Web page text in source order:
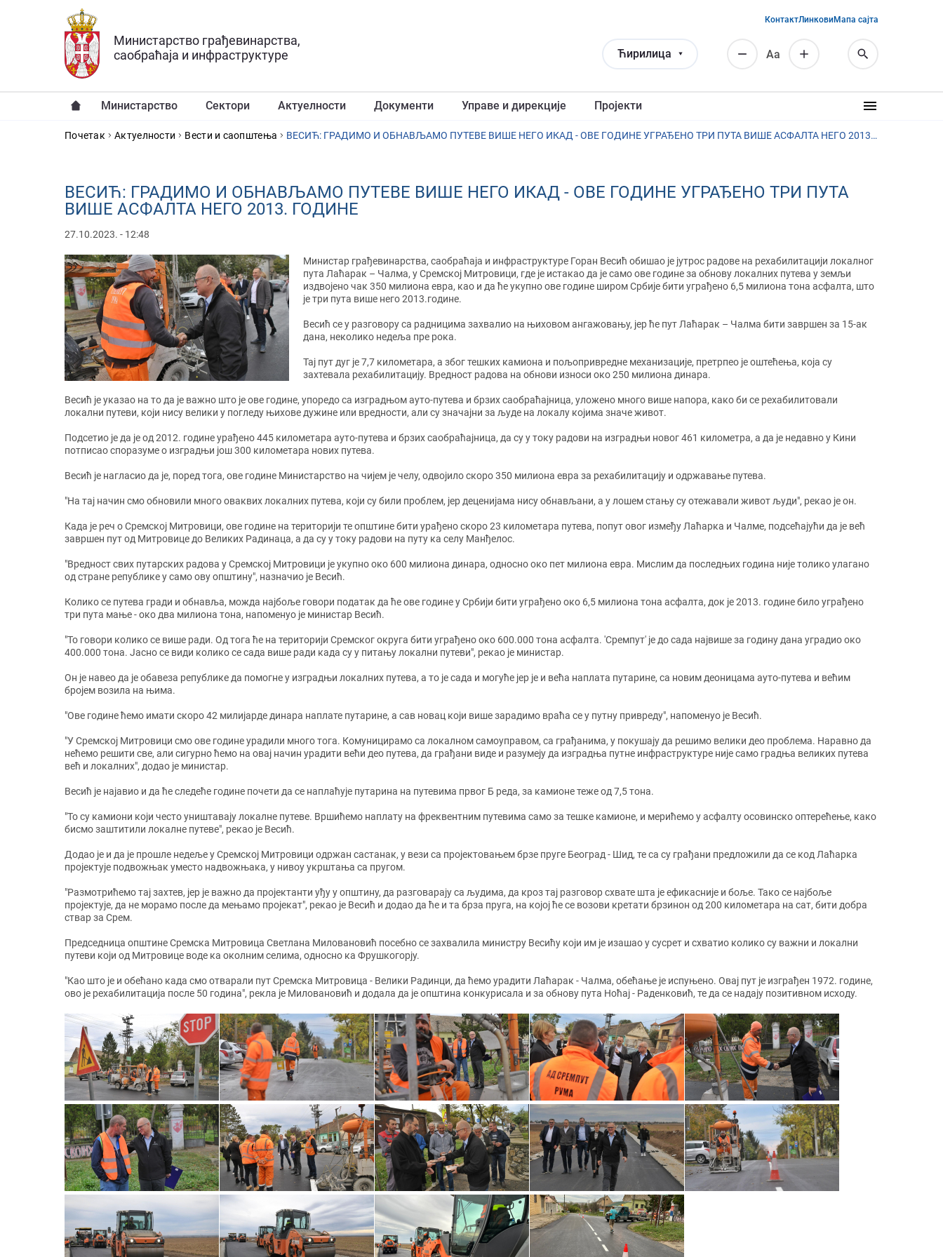
Прескочи на главни део садржаја
Министарство грађевинарства,
саобраћаја и инфраструктуре
Ћирилица Аа
КонтактЛинковиМапа сајта
Министарство Сектори Актуелности Документи Управе и дирекције Пројекти
YOU ARE HERE
Почетак Актуелности Вести и саопштења ВЕСИЋ: ГРАДИМО И ОБНАВЉАМО ПУТЕВЕ ВИШЕ НЕГО ИКАД - ОВЕ ГОДИНЕ УГРАЂЕНО ТРИ ПУТА ВИШЕ АСФАЛТА НЕГО 2013. ГОДИНЕ
ВЕСИЋ: ГРАДИМО И ОБНАВЉАМО ПУТЕВЕ ВИШЕ НЕГО ИКАД - ОВЕ ГОДИНЕ УГРАЂЕНО ТРИ ПУТА
ВИШЕ АСФАЛТА НЕГО 2013. ГОДИНЕ
27.10.2023. - 12:48
Министар грађевинарства, саобраћаја и инфраструктуре Горан Весић обишао је јутрос радове на рехабилитацији локалног
пута Лаћарак – Чалма, у Сремској Митровици, где је истакао да је само ове године за обнову локалних путева у земљи
издвојено чак 350 милиона евра, као и да ће укупно ове године широм Србије бити уграђено 6,5 милиона тона асфалта, што
је три пута више него 2013.године.
Весић се у разговору са радницима захвалио на њиховом ангажовању, јер ће пут Лаћарак – Чалма бити завршен за 15-ак
дана, неколико недеља пре рока.
Тај пут дуг је 7,7 километара, а због тешких камиона и пољопривредне механизације, претрпео је оштећења, која су
захтевала рехабилитацију. Вредност радова на обнови износи око 250 милиона динара.
Весић је указао на то да је важно што је ове године, упоредо са изградњом ауто-путева и брзих саобраћајница, уложено много више напора, како би се рехабилитовали
локални путеви, који нису велики у погледу њихове дужине или вредности, али су значајни за људе на локалу којима значе живот.
Подсетио је да је од 2012. године урађено 445 километара ауто-путева и брзих саобраћајница, да су у току радови на изградњи новог 461 километра, а да је недавно у Кини
потписао споразуме о изградњи још 300 километара нових путева.
Весић је нагласио да је, поред тога, ове године Министарство на чијем је челу, одвојило скоро 350 милиона евра за рехабилитацију и одржавање путева.
"На тај начин смо обновили много оваквих локалних путева, који су били проблем, јер деценијама нису обнављани, а у лошем стању су отежавали живот људи", рекао је он.
Када је реч о Сремској Митровици, ове године на територији те општине бити урађено скоро 23 километара путева, попут овог између Лаћарка и Чалме, подсећајући да је већ
завршен пут од Митровице до Великих Радинаца, а да су у току радови на путу ка селу Манђелос.
"Вредност свих путарских радова у Сремској Митровици је укупно око 600 милиона динара, односно око пет милиона евра. Мислим да последњих година није толико улагано
од стране републике у само ову општину", назначио је Весић.
Колико се путева гради и обнавља, можда најбоље говори податак да ће ове године у Србији бити уграђено око 6,5 милиона тона асфалта, док је 2013. године било уграђено
три пута мање - око два милиона тона, напоменуо је министар Весић.
"То говори колико се више ради. Од тога ће на територији Сремског округа бити уграђено око 600.000 тона асфалта. 'Сремпут' је до сада највише за годину дана уградио око
400.000 тона. Јасно се види колико се сада више ради када су у питању локални путеви", рекао је министар.
Он је навео да је обавеза републике да помогне у изградњи локалних путева, а то је сада и могуће јер је и већа наплата путарине, са новим деоницама ауто-путева и већим
бројем возила на њима.
"Ове године ћемо имати скоро 42 милијарде динара наплате путарине, а сав новац који више зарадимо враћа се у путну привреду", напоменуо је Весић.
"У Сремској Митровици смо ове године урадили много тога. Комуницирамо са локалном самоуправом, са грађанима, у покушају да решимо велики део проблема. Наравно да
нећемо решити све, али сигурно ћемо на овај начин урадити већи део путева, да грађани виде и разумеју да изградња путне инфраструктуре није само градња великих путева
већ и локалних", додао је министар.
Весић је најавио и да ће следеће године почети да се наплаћује путарина на путевима првог Б реда, за камионе теже од 7,5 тона.
"То су камиони који често уништавају локалне путеве. Вршићемо наплату на фреквентним путевима само за тешке камионе, и мерићемо у асфалту осовинско оптерећење, како
бисмо заштитили локалне путеве", рекао је Весић.
Додао је и да је прошле недеље у Сремској Митровици одржан састанак, у вези са пројектовањем брзе пруге Београд - Шид, те са су грађани предложили да се код Лаћарка
пројектује подвожњак уместо надвожњака, у нивоу укрштања са пругом.
"Размотрићемо тај захтев, јер је важно да пројектанти уђу у општину, да разговарају са људима, да кроз тај разговор схвате шта је ефикасније и боље. Тако се најбоље
пројектује, да не морамо после да мењамо пројекат", рекао је Весић и додао да ће и та брза пруга, на којој ће се возови кретати брзинон од 200 километара на сат, бити добра
ствар за Срем.
Председница општине Сремска Митровица Светлана Миловановић посебно се захвалила министру Весићу који им је изашао у сусрет и схватио колико су важни и локални
путеви који од Митровице воде ка околним селима, односно ка Фрушкогорју.
"Као што је и обећано када смо отварали пут Сремска Митровица - Велики Радинци, да ћемо урадити Лаћарак - Чалма, обећање је испуњено. Овај пут је изграђен 1972. године,
ово је рехабилитација после 50 година", рекла је Миловановић и додала да је општина конкурисала и за обнову пута Ноћај - Раденковић, те да се надају позитивном исходу.